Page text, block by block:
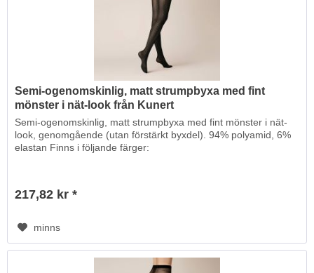
Semi-ogenomskinlig, matt strumpbyxa med fint
mönster i nät-look från Kunert
Semi-ogenomskinlig, matt strumpbyxa med fint mönster i nät-
look, genomgående (utan förstärkt byxdel). 94% polyamid, 6%
elastan Finns i följande färger:
217,82 kr *
minns